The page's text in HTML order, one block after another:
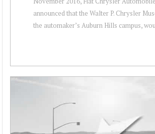
announced that the Walter P. Chrysler
the automaker’s Auburn Hills campus,